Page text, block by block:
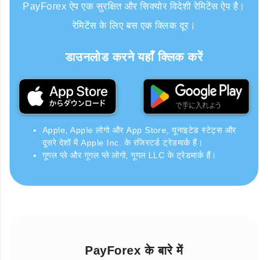
PayForex ऐप एक सुरक्षित और सिक्योर विदेशी रेमिटेंस ऐप है।
रेमिटेंस के लिए बस एक क्लिक दूर।
डाउनलोड करने यहाँ क्लिक करें
Apple, Apple लोगो और App Store, यूनाइटेड स्टेट्स और
दूसरे देशों में Apple Inc. के रजिस्टर्ड ट्रेडमार्क हैं।
गूगल प्ले और गूगल प्ले लोगो, गूगल LLC के ट्रेडमार्क हैं।
PayForex के बारे में